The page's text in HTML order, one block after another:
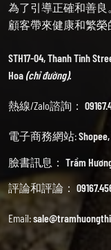
為了引導正確和善良
顧客帶來健康和繁榮
STH17-04, Thanh Tinh
Hoa(chỉ đường).
熱線/Zalo諮詢：
電子商務網站:Shopee,
臉書訊息： Trầm
評論和評論：
Email: